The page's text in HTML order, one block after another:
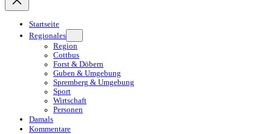
Startseite
Regionales
Region
Cottbus
Forst & Döbern
Guben & Umgebung
Spremberg & Umgebung
Sport
Wirtschaft
Personen
Damals
Kommentare